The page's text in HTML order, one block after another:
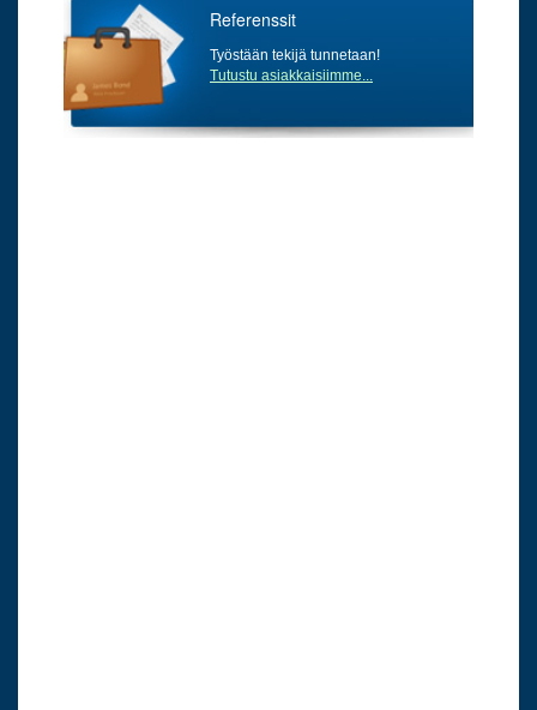
Referenssit
Työstään tekijä tunnetaan!
Tutustu asiakkaisiimme...